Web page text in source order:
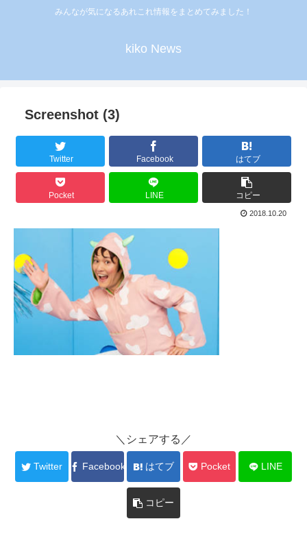
みんなが気になるあれこれ情報をまとめてみました！
kiko News
Screenshot (3)
Twitter Facebook はてブ
Pocket LINE コピー
2018.10.20
＼シェアする／
Twitter Facebook はてブ Pocket LINE
コピー